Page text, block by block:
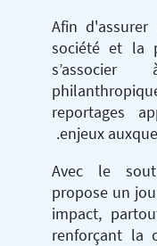
Afin
société et la
reportages
enjeux
Avec le
propose un
impact,
renforçant la